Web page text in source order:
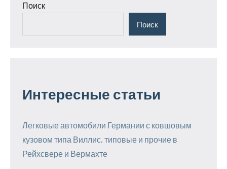
Поиск
Поиск
Интересные статьи
Легковые автомобили Германии с ковшовым
кузовом типа Виллис, типовые и прочие в
Рейхсвере и Вермахте